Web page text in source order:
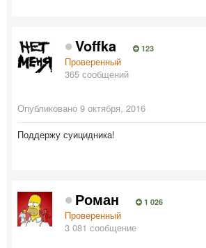
Voffka 123
Проверенный
365 сообщений
Опубликовано 9 октября, 2016
Поддержу суицидника!
Роман 1 026
Проверенный
3 081 сообщение